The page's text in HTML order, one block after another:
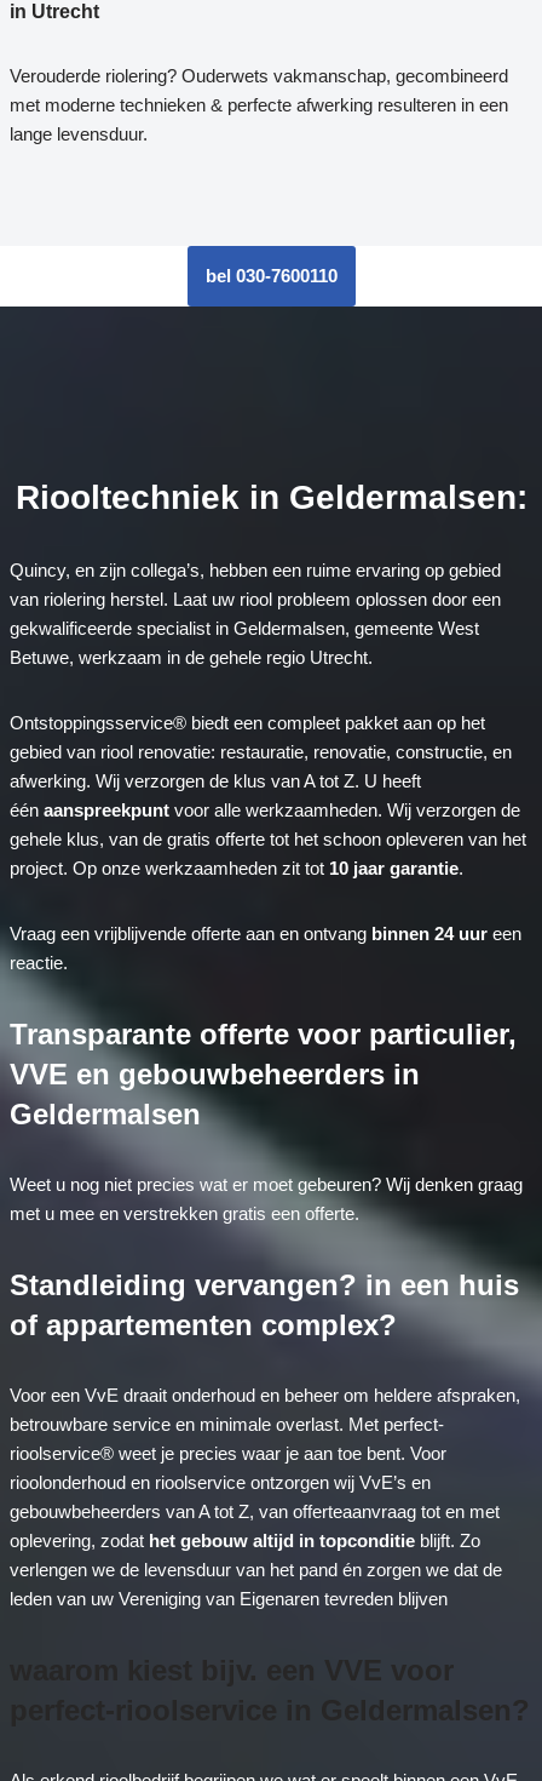
in Utrecht
Verouderde riolering? Ouderwets vakmanschap, gecombineerd
met moderne technieken & perfecte afwerking resulteren in een
lange levensduur.
bel 030-7600110
Riooltechniek in Geldermalsen:
Quincy, en zijn collega’s, hebben een ruime ervaring op gebied
van riolering herstel. Laat uw riool probleem oplossen door een
gekwalificeerde specialist in Geldermalsen, gemeente West
Betuwe, werkzaam in de gehele regio Utrecht.
Ontstoppingsservice® biedt een compleet pakket aan op het
gebied van riool renovatie: restauratie, renovatie, constructie, en
afwerking. Wij verzorgen de klus van A tot Z. U heeft
één aanspreekpuntvoor alle werkzaamheden. Wij verzorgen de
gehele klus, van de gratis offerte tot het schoon opleveren van het
project. Op onze werkzaamheden zit tot 10 jaar garantie.
Vraag een vrijblijvende offerte aan en ontvang binnen 24 uureen
reactie.
Transparante offerte voor particulier,
VVE en gebouwbeheerders in
Geldermalsen
Weet u nog niet precies wat er moet gebeuren? Wij denken graag
met u mee en verstrekken gratis een offerte.
Standleiding vervangen? in een huis
of appartementen complex?
Voor een VvE draait onderhoud en beheer om heldere afspraken,
betrouwbare service en minimale overlast. Met perfect-
rioolservice® weet je precies waar je aan toe bent. Voor
rioolonderhoud en rioolservice ontzorgen wij VvE’s en
gebouwbeheerders van A tot Z, van offerteaanvraag tot en met
oplevering, zodat het gebouw altijd in topconditieblijft. Zo
verlengen we de levensduur van het pand én zorgen we dat de
leden van uw Vereniging van Eigenaren tevreden blijven
waarom kiest bijv. een VVE voor
perfect-rioolservice in Geldermalsen?